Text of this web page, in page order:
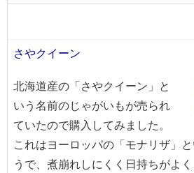
さやクイーン
北海道産の「さやクイーン」と
いう名前のじゃがいもが売られ
ていたので購入してみました。
これはヨーロッパの「モナリザ」
うで、煮崩れしにくく日持ちがよ